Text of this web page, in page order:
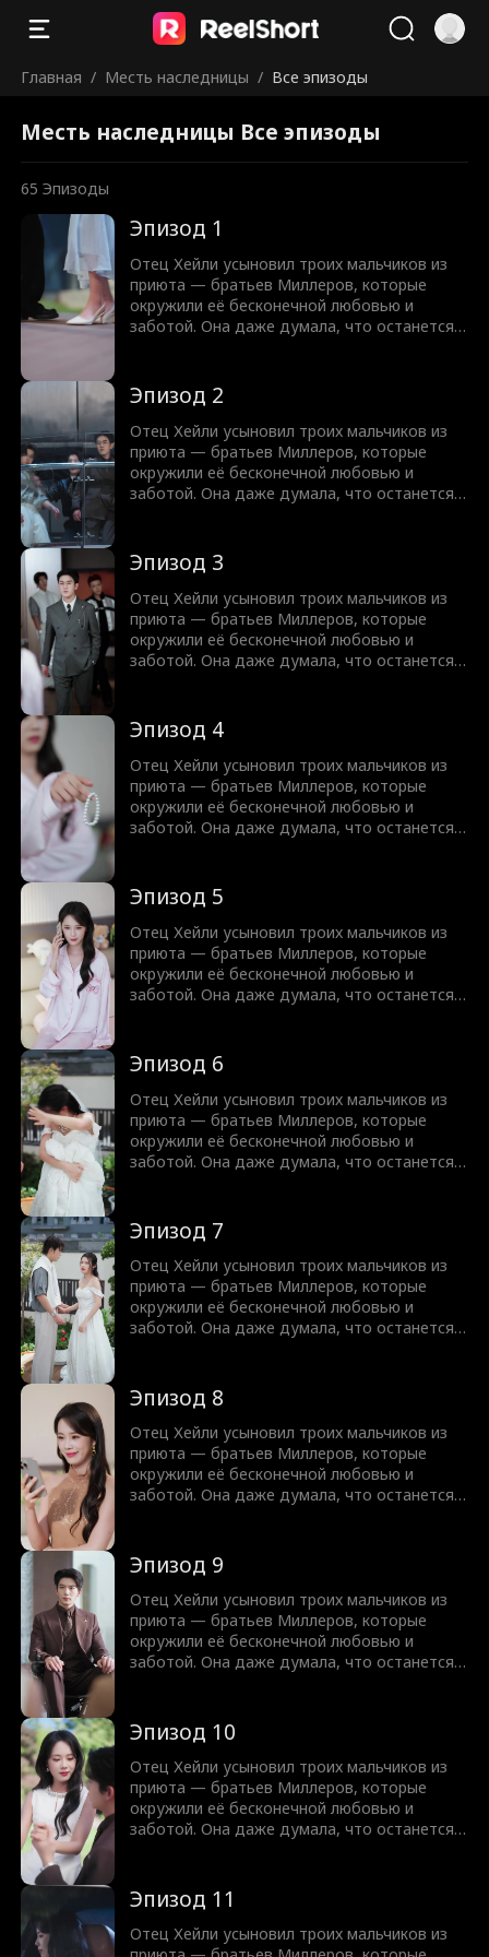
Главная / Месть наследницы / Все эпизоды
Месть наследницы Все эпизоды
65 Эпизоды
Эпизод 1
Отец Хейли усыновил троих мальчиков из
приюта — братьев Миллеров, которые
окружили её бесконечной любовью и
заботой. Она даже думала, что останется с
Хейли семейного состояния и жизни.
Теперь, возродившись, Хейли решает
наказать братьев Миллеров и
объединяется с тем, кого они боятся. На
этот раз мир братьев Миллеров рухнет.
Эпизод 2
Отец Хейли усыновил троих мальчиков из
приюта — братьев Миллеров, которые
окружили её бесконечной любовью и
заботой. Она даже думала, что останется с
Хейли семейного состояния и жизни.
Теперь, возродившись, Хейли решает
наказать братьев Миллеров и
объединяется с тем, кого они боятся. На
этот раз мир братьев Миллеров рухнет.
Эпизод 3
Отец Хейли усыновил троих мальчиков из
приюта — братьев Миллеров, которые
окружили её бесконечной любовью и
заботой. Она даже думала, что останется с
Хейли семейного состояния и жизни.
Теперь, возродившись, Хейли решает
наказать братьев Миллеров и
объединяется с тем, кого они боятся. На
этот раз мир братьев Миллеров рухнет.
Эпизод 4
Отец Хейли усыновил троих мальчиков из
приюта — братьев Миллеров, которые
окружили её бесконечной любовью и
заботой. Она даже думала, что останется с
Хейли семейного состояния и жизни.
Теперь, возродившись, Хейли решает
наказать братьев Миллеров и
объединяется с тем, кого они боятся. На
этот раз мир братьев Миллеров рухнет.
Эпизод 5
Отец Хейли усыновил троих мальчиков из
приюта — братьев Миллеров, которые
окружили её бесконечной любовью и
заботой. Она даже думала, что останется с
Хейли семейного состояния и жизни.
Теперь, возродившись, Хейли решает
наказать братьев Миллеров и
объединяется с тем, кого они боятся. На
этот раз мир братьев Миллеров рухнет.
Эпизод 6
Отец Хейли усыновил троих мальчиков из
приюта — братьев Миллеров, которые
окружили её бесконечной любовью и
заботой. Она даже думала, что останется с
Хейли семейного состояния и жизни.
Теперь, возродившись, Хейли решает
наказать братьев Миллеров и
объединяется с тем, кого они боятся. На
этот раз мир братьев Миллеров рухнет.
Эпизод 7
Отец Хейли усыновил троих мальчиков из
приюта — братьев Миллеров, которые
окружили её бесконечной любовью и
заботой. Она даже думала, что останется с
Хейли семейного состояния и жизни.
Теперь, возродившись, Хейли решает
наказать братьев Миллеров и
объединяется с тем, кого они боятся. На
этот раз мир братьев Миллеров рухнет.
Эпизод 8
Отец Хейли усыновил троих мальчиков из
приюта — братьев Миллеров, которые
окружили её бесконечной любовью и
заботой. Она даже думала, что останется с
Хейли семейного состояния и жизни.
Теперь, возродившись, Хейли решает
наказать братьев Миллеров и
объединяется с тем, кого они боятся. На
этот раз мир братьев Миллеров рухнет.
Эпизод 9
Отец Хейли усыновил троих мальчиков из
приюта — братьев Миллеров, которые
окружили её бесконечной любовью и
заботой. Она даже думала, что останется с
Хейли семейного состояния и жизни.
Теперь, возродившись, Хейли решает
наказать братьев Миллеров и
объединяется с тем, кого они боятся. На
этот раз мир братьев Миллеров рухнет.
Эпизод 10
Отец Хейли усыновил троих мальчиков из
приюта — братьев Миллеров, которые
окружили её бесконечной любовью и
заботой. Она даже думала, что останется с
Хейли семейного состояния и жизни.
Теперь, возродившись, Хейли решает
наказать братьев Миллеров и
Эпизод 11
Отец Хейли усыновил троих мальчиков из